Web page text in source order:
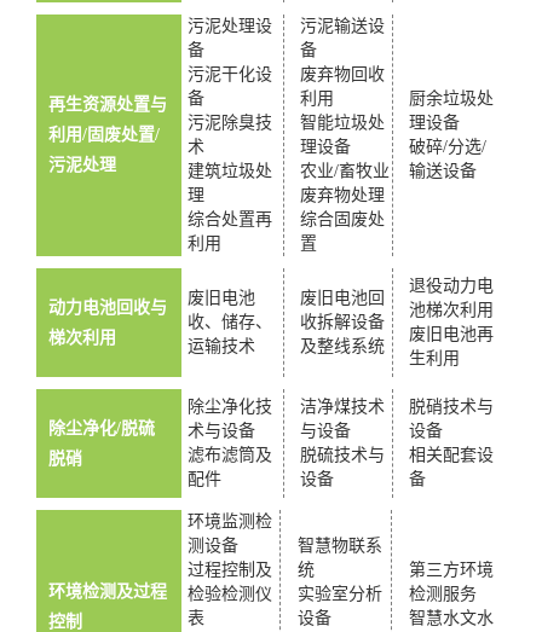
再生资源处置与
利用/固废处置/
污泥处理
污泥处理设
备
污泥干化设
备
污泥除臭技
术
建筑垃圾处
理
综合处置再
利用
污泥输送设
备
废弃物回收
利用
智能垃圾处
理设备
农业/畜牧业
废弃物处理
综合固废处
置
厨余垃圾处
理设备
破碎/分选/
输送设备
动力电池回收与
梯次利用
废旧电池
收、储存、
运输技术
废旧电池回
收拆解设备
及整线系统
退役动力电
池梯次利用
废旧电池再
生利用
除尘净化/脱硫
脱硝
除尘净化技
术与设备
滤布滤筒及
配件
洁净煤技术
与设备
脱硫技术与
设备
脱硝技术与
设备
相关配套设
备
环境检测及过程
控制
环境监测检
测设备
过程控制及
检验检测仪
表
智慧物联系
统
实验室分析
设备
第三方环境
检测服务
智慧水文水